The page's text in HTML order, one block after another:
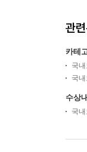
관
카테
국내
국내
수상
국내